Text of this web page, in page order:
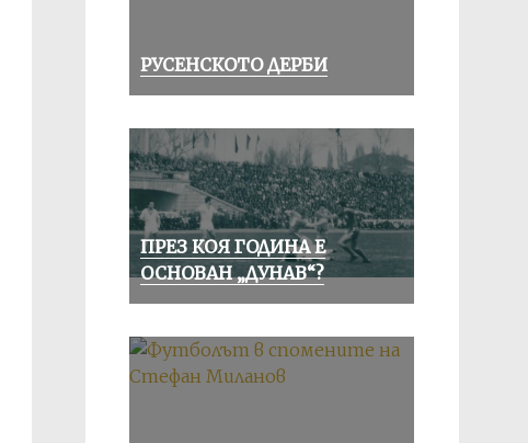
РУСЕНСКОТО ДЕРБИ
ПРЕЗ КОЯ ГОДИНА Е
ОСНОВАН „ДУНАВ“?